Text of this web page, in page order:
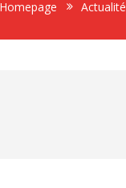
Homepage Actualité